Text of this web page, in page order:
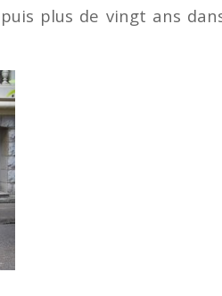
plus de vingt ans